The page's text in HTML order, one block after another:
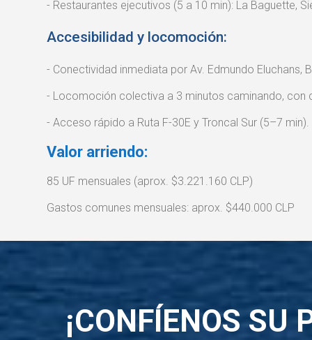
- Restaurantes ejecutivos (5 a 10 min): La Baguette,
Accesibilidad y locomoción:
- Conectividad inmediata por Av. Edmundo
- Locomoción colectiva a 3 minutos caminando, con
- Acceso rápido a Ruta F-30E y Troncal Sur (5–7 min).
Valor arriendo:
85 UF mensuales (aprox. $3.221.160 CLP)
Gastos comunes mensuales: aprox. $440.000 CLP
¡CONFÍENOS SU